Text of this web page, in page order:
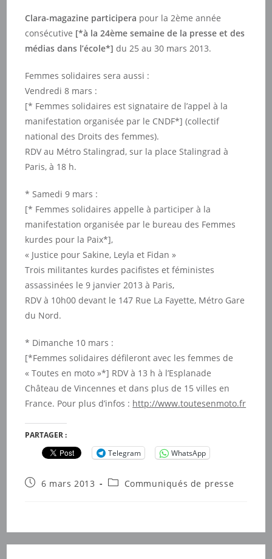
Clara-magazine participera pour la 2ème année
consécutive [*à la 24ème semaine de la presse et des
médias dans l’école*] du 25 au 30 mars 2013.
Femmes solidaires sera aussi :
Vendredi 8 mars :
[* Femmes solidaires est signataire de l’appel à la
manifestation organisée par le CNDF*] (collectif
national des Droits des femmes).
RDV au Métro Stalingrad, sur la place Stalingrad à
Paris, à 18 h.
* Samedi 9 mars :
[* Femmes solidaires appelle à participer à la
manifestation organisée par le bureau des Femmes
kurdes pour la Paix*],
« Justice pour Sakine, Leyla et Fidan »
Trois militantes kurdes pacifistes et féministes
assassinées le 9 janvier 2013 à Paris,
RDV à 10h00 devant le 147 Rue La Fayette, Métro Gare
du Nord.
* Dimanche 10 mars :
[*Femmes solidaires défileront avec les femmes de
« Toutes en moto »*] RDV à 13 h à l’Esplanade
Château de Vincennes et dans plus de 15 villes en
France. Pour plus d’infos : http://www.toutesenmoto.fr
PARTAGER :
Telegram
WhatsApp
Publication
6 mars 2013
PostCommuniqués de presse